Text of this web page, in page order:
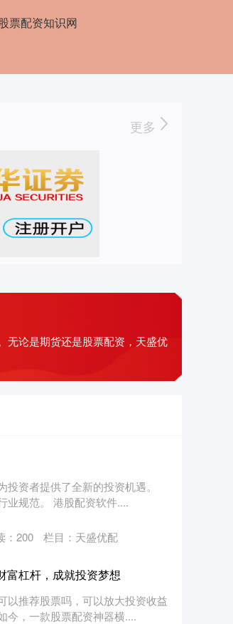
票配资知识网
更多
无论是期货还是股票配资，天盛优
资者提供了全新的投资机遇。
业规范。 港股配资软件....
： 200 栏目： 天盛优配
富杠杆，成就投资梦想
以推荐股票吗，可以放大投资收益
今，一款股票配资神器横....